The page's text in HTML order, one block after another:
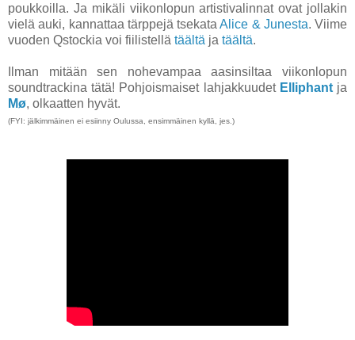
poukkoilla. Ja mikäli viikonlopun artistivalinnat ovat jollakin
vielä auki, kannattaa tärppejä tsekataAlice & Junesta. Viime
vuoden Qstockia voi fiilistellä täältä ja täältä.
Ilman mitään sen nohevampaa aasinsiltaa viikonlopun
soundtrackina tätä! Pohjoismaiset lahjakkuudet Elliphantja
Mø, olkaatten hyvät.
(FYI: jälkimmäinen ei esiinny Oulussa, ensimmäinen kyllä, jes.)